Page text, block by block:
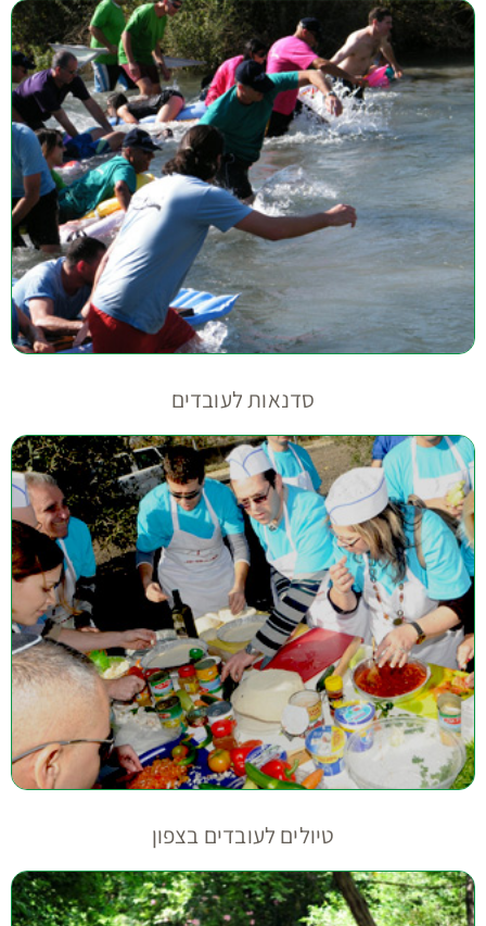
סדנאות לעובדים
טיולים לעובדים בצפון